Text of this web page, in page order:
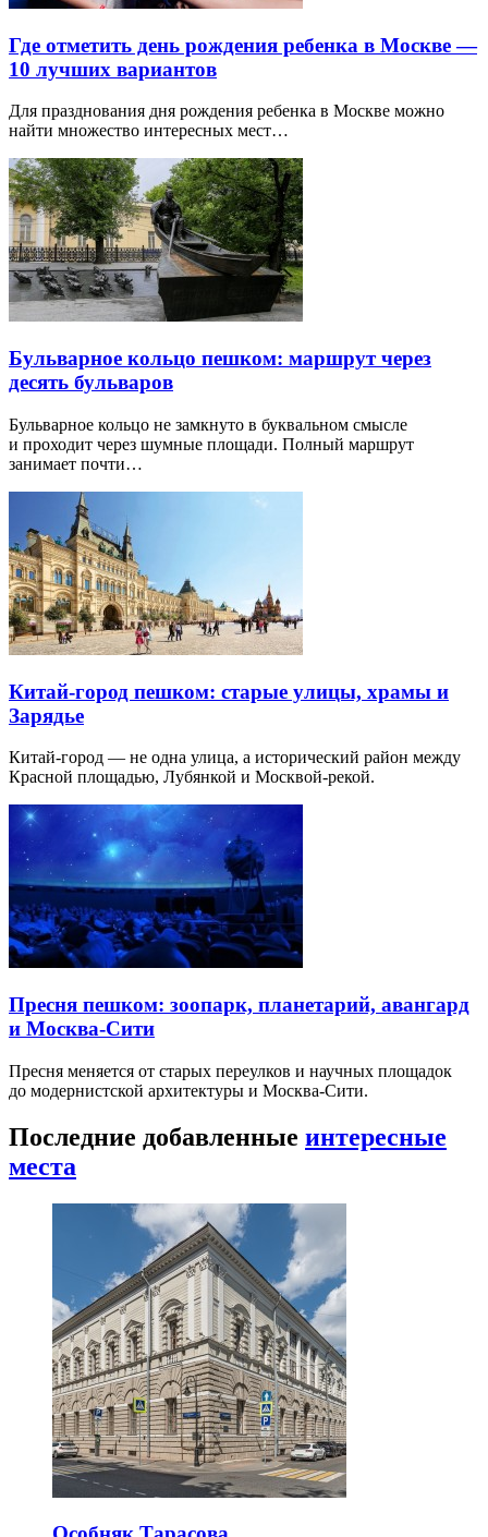
Где отметить день рождения ребенка в Москве —
10 лучших вариантов
Для празднования дня рождения ребенка в Москве можно
найти множество интересных мест…
Бульварное кольцо пешком: маршрут через
десять бульваров
Бульварное кольцо не замкнуто в буквальном смысле
и проходит через шумные площади. Полный маршрут
занимает почти…
Китай-город пешком: старые улицы, храмы и
Зарядье
Китай-город — не одна улица, а исторический район между
Красной площадью, Лубянкой и Москвой-рекой.
Пресня пешком: зоопарк, планетарий, авангард
и Москва-Сити
Пресня меняется от старых переулков и научных площадок
до модернистской архитектуры и Москва-Сити.
Последние добавленные интересные
места